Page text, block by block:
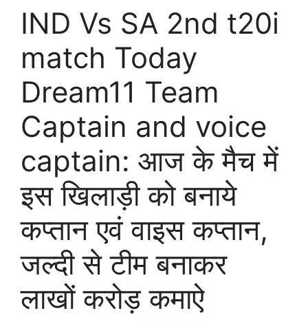
IND Vs SA 2nd t20i
match Today
Dream11 Team
Captain and voice
captain: आज के मैच में
इस खिलाड़ी को बनाये
कप्तान एवं वाइस कप्तान,
जल्दी से टीम बनाकर
लाखों करोड़ कमाऐ